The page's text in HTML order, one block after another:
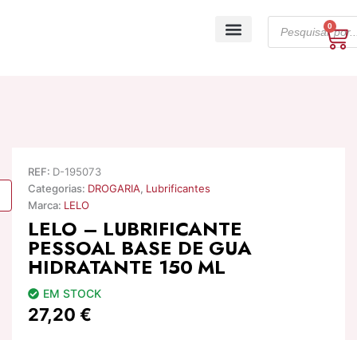
search
0
REF: D-195073
Categorias: DROGARIA, Lubrificantes
Marca: LELO
LELO – LUBRIFICANTE
PESSOAL BASE DE GUA
HIDRATANTE 150 ML
EM STOCK
27,20 €